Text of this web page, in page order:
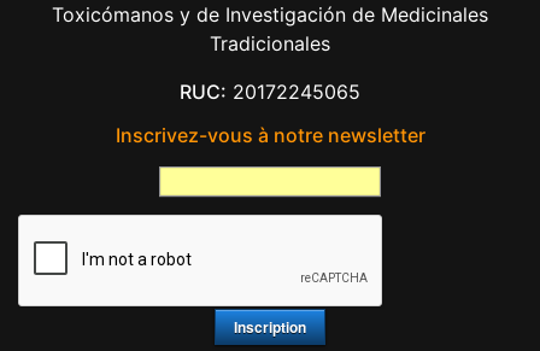
Toxicómanos y de Investigación de Medicinales
Tradicionales
RUC: 20172245065
Inscrivez-vous à notre newsletter